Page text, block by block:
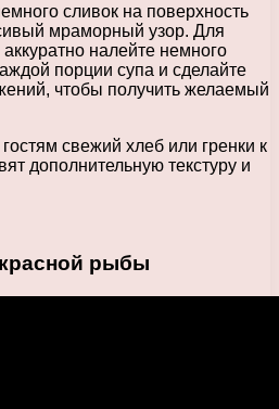
сливок на поверхность
мраморный узор. Для
налейте немного
порции супа и сделайте
чтобы получить желаемый
свежий хлеб или гренки к
дополнительную текстуру и
рыбы